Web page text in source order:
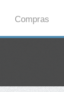
Compras